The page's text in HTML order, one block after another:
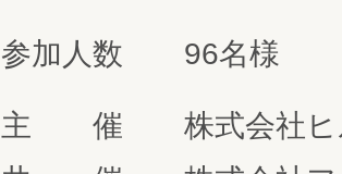
参加人数 96名様
主 催 株式会社ヒ